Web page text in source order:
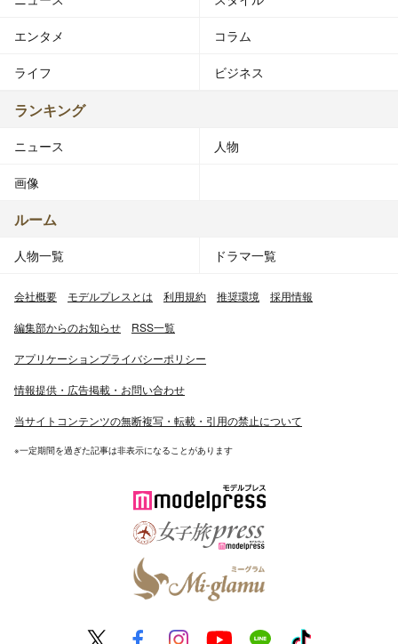
エンタメ コラム
ライフ ビジネス
ランキング
ニュース 人物
画像
ルーム
人物一覧 ドラマ一覧
会社概要 モデルプレスとは 利用規約 推奨環境 採用情報
編集部からのお知らせ RSS一覧
アプリケーションプライバシーポリシー
情報提供・広告掲載・お問い合わせ
当サイトコンテンツの無断複写・転載・引用の禁止について
※一定期間を過ぎた記事は非表示になることがあります